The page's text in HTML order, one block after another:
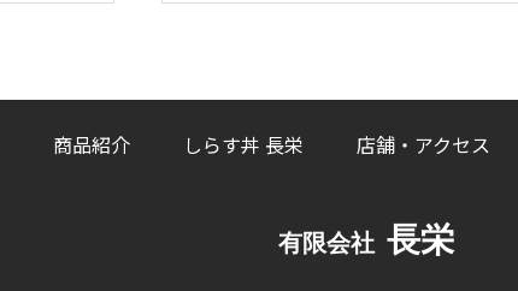
商品紹介 しらす丼 長栄 店舗・アクセス
有限会社 長栄